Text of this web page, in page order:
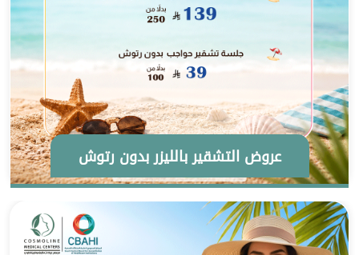
عروض التشقير بالليزر بدون رتوش